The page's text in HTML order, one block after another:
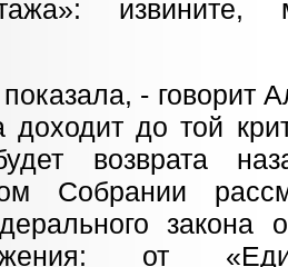
- говорит
до той
возврата
Собрании
закона
от